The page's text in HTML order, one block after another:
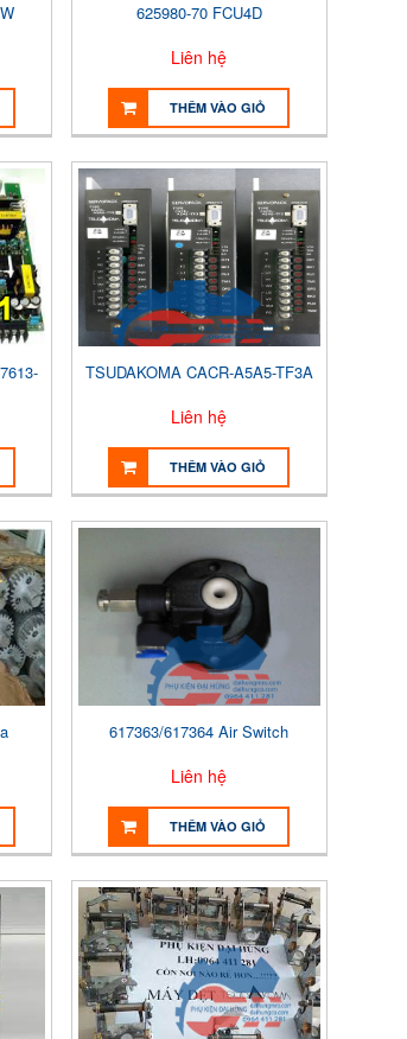
625980-70 FCU4D
Liên hệ
THÊM VÀO GIỎ
TSUDAKOMA CACR-A5A5-TF3A
Liên hệ
THÊM VÀO GIỎ
617363/617364 Air Switch
Liên hệ
THÊM VÀO GIỎ